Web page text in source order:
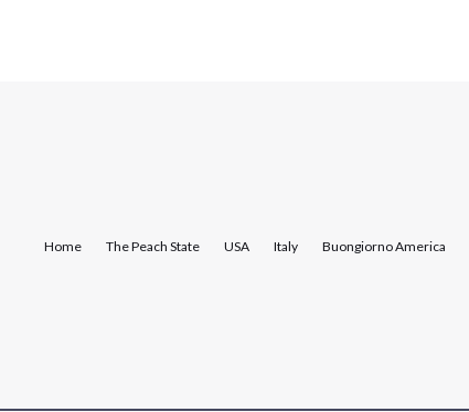
Home The Peach State USA Italy Buongiorno America